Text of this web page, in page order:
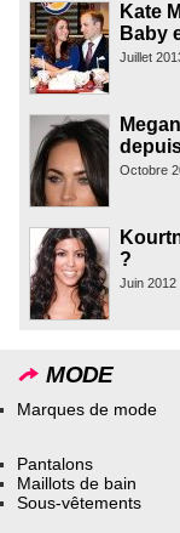
Kate
Baby
Juillet
Octobre
?
Juin 2012
MODE
Marques de mode
Pantalons
Maillots de bain
Sous-vêtements